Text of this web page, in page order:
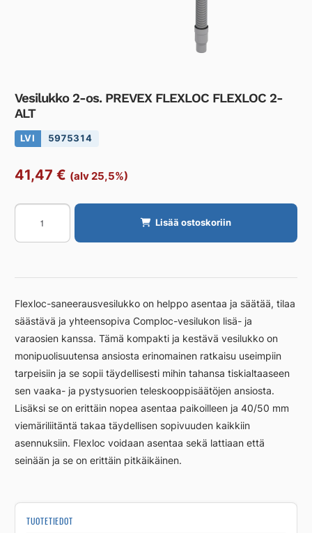
Vesilukko 2-os. PREVEX FLEXLOC FLEXLOC 2-
ALT
LVI 5975314
41,47 € (alv 25,5%)
Vesilukko
os.
FLEXLOC
2-
ALT
määrä
Lisää ostoskoriin
Flexloc-saneerausvesilukko on helppo asentaa ja säätää, tilaa
säästävä ja yhteensopiva Comploc-vesilukon lisä- ja
varaosien kanssa. Tämä kompakti ja kestävä vesilukko on
monipuolisuutensa ansiosta erinomainen ratkaisu useimpiin
tarpeisiin ja se sopii täydellisesti mihin tahansa tiskialtaaseen
sen vaaka- ja pystysuorien teleskooppisäätöjen ansiosta.
Lisäksi se on erittäin nopea asentaa paikoilleen ja 40/50 mm
viemäriliitäntä takaa täydellisen sopivuuden kaikkiin
asennuksiin. Flexloc voidaan asentaa sekä lattiaan että
seinään ja se on erittäin pitkäikäinen.
TUOTETIEDOT